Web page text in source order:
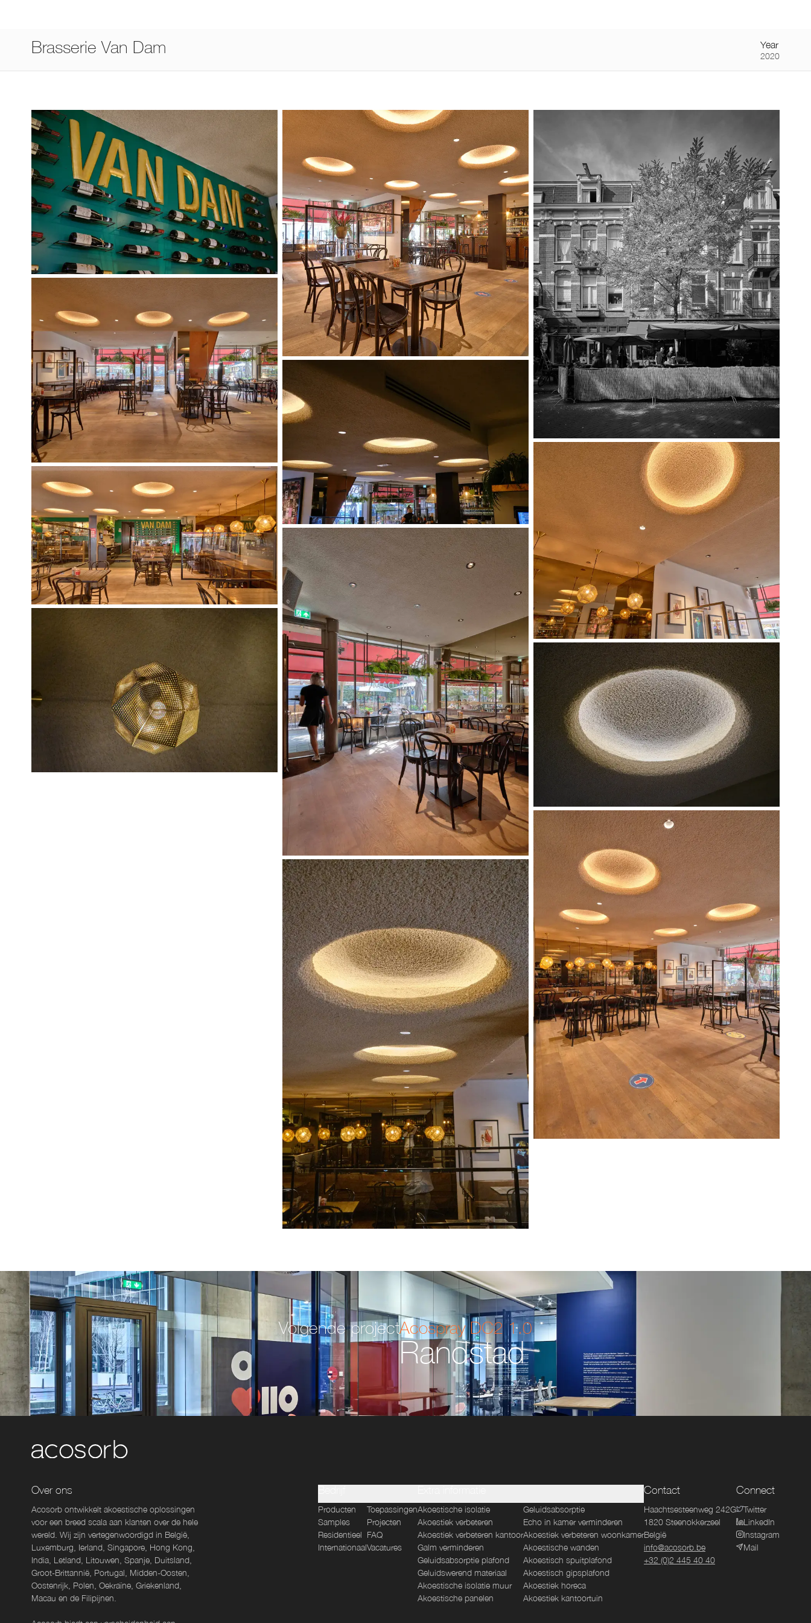
Brasserie Van Dam Year
2020
Volgende projectAcospray DC2 1.0
Randstad
Over ons
Acosorb ontwikkelt akoestische oplossingen
voor een breed scala aan klanten over de hele
wereld. Wij zijn vertegenwoordigd in België,
Luxemburg, Ierland, Singapore, Hong Kong,
India, Letland, Litouwen, Spanje, Duitsland,
Groot-Brittannië, Portugal, Midden-Oosten,
Oostenrijk, Polen, Oekraïne, Griekenland,
Macau en de Filipijnen.
Producten
Samples
Residentieel
Internationaal
Toepassingen
Projecten
FAQ
Vacatures
Akoestische isolatie
Akoestiek verbeteren
Akoestiek verbeteren kantoor
Galm verminderen
Geluidsabsorptie plafond
Geluidswerend materiaal
Akoestische isolatie muur
Akoestische panelen
Geluidsabsorptie
Echo in kamer verminderen
Akoestiek verbeteren woonkamer
Akoestische wanden
Akoestisch spuitplafond
Akoestisch gipsplafond
Akoestiek horeca
Akoestiek kantoortuin
Contact
Haachtsesteenweg 242G
1820 Steenokkerzeel
België
info@acosorb.be
+32 (0)2 445 40 40
Connect
Twitter
LinkedIn
Instagram
Mail